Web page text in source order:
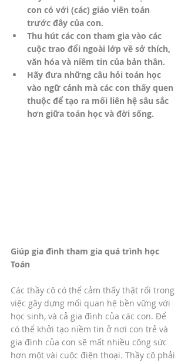
con có với (các) giáo viên toán
trước đây của con.
Thu hút các con tham gia vào các
cuộc trao đổi ngoài lớp về sở thích,
văn hóa và niềm tin của bản thân.
Hãy đưa những câu hỏi toán học
vào ngữ cảnh mà các con thấy quen
thuộc để tạo ra mối liên hệ sâu sắc
hơn giữa toán học và đời sống.
Giúp gia đình tham gia quá trình học
Toán
Các thầy cô có thể cảm thấy thật rối trong
việc gây dựng mối quan hệ bền vững với
học sinh, và cả gia đình của các con. Để
có thể khởi tạo niềm tin ở nơi con trẻ và
gia đình của con sẽ mất nhiều công sức
hơn một vài cuộc điện thoại. Thầy cô phải